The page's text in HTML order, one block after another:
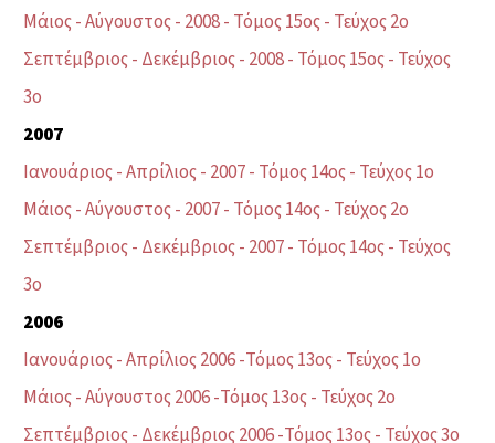
Μάιος - Αύγουστος - 2008 - Τόμος 15ος - Τεύχος 2ο
Σεπτέμβριος - Δεκέμβριος - 2008 - Τόμος 15ος - Τεύχος
3ο
2007
Ιανουάριος - Απρίλιος - 2007 - Τόμος 14ος - Τεύχος 1ο
Μάιος - Αύγουστος - 2007 - Τόμος 14ος - Τεύχος 2ο
Σεπτέμβριος - Δεκέμβριος - 2007 - Τόμος 14ος - Τεύχος
3ο
2006
Ιανουάριος - Απρίλιος 2006 -Τόμος 13ος - Τεύχος 1ο
Μάιος - Αύγουστος 2006 -Τόμος 13ος - Τεύχος 2ο
Σεπτέμβριος - Δεκέμβριος 2006 -Τόμος 13ος - Τεύχος 3ο